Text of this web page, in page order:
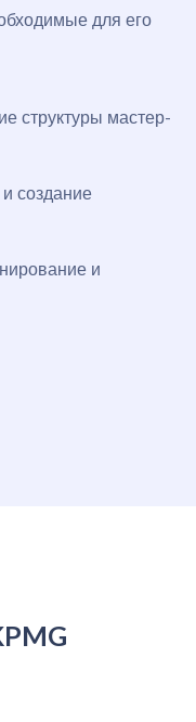
для его
структуры мастер-
создание
и